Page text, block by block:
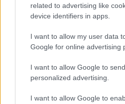
related to advertising like
device identifiers in apps.
I want to allow my user data
Google for online advertising
I want to allow Google to
personalized advertising.
I want to allow Google to
Continua a leggere
LIFESTYLE